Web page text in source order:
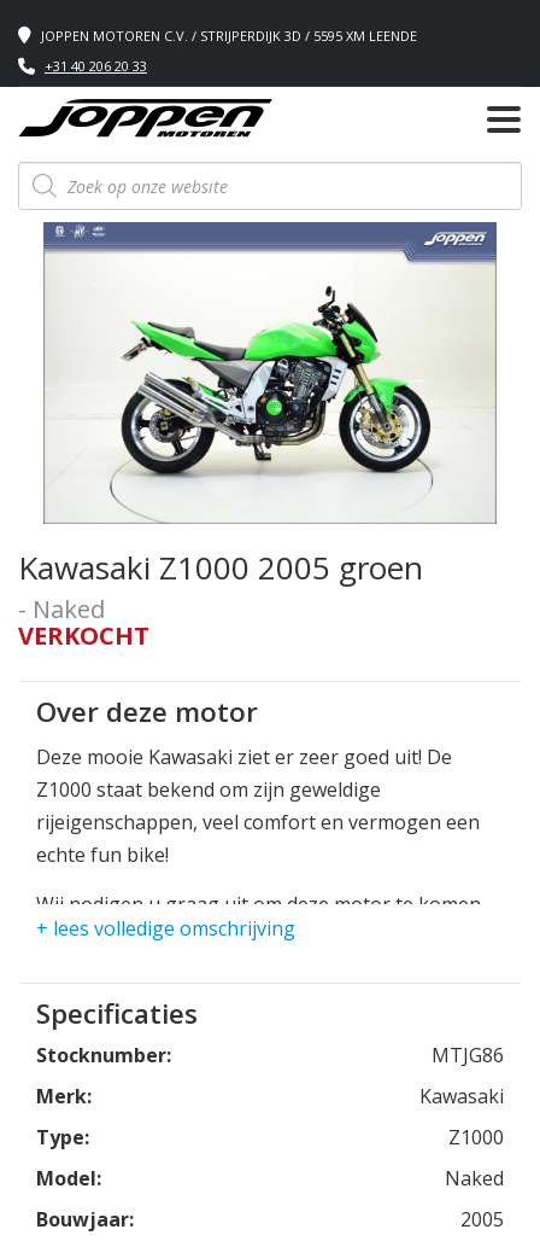
JOPPEN MOTOREN C.V. / STRIJPERDIJK 3D / 5595 XM LEENDE
+31 40 206 20 33
Producten
zoeken
Kawasaki Z1000 2005 groen
- Naked
VERKOCHT
Over deze motor
Deze mooie Kawasaki ziet er zeer goed uit! De
Z1000 staat bekend om zijn geweldige
rijeigenschappen, veel comfort en vermogen een
echte fun bike!
Wij nodigen u graag uit om deze motor te komen
bekijken en indien gewenst een proefrit te maken!
+ lees volledige omschrijving
Specificaties
Stocknumber:
MTJG86
Merk:
Kawasaki
Type:
Z1000
Model:
Naked
Bouwjaar:
2005